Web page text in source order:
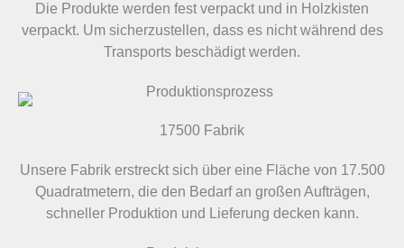
Die Produkte werden fest verpackt und in Holzkisten
verpackt. Um sicherzustellen, dass es nicht während des
Transports beschädigt werden.
17500 Fabrik
Unsere Fabrik erstreckt sich über eine Fläche von 17.500
Quadratmetern, die den Bedarf an großen Aufträgen,
schneller Produktion und Lieferung decken kann.